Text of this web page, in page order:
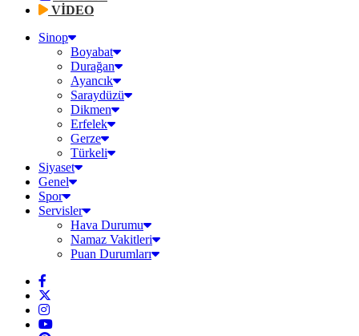
VİDEO
Sinop
Boyabat
Durağan
Ayancık
Saraydüzü
Dikmen
Erfelek
Gerze
Türkeli
Siyaset
Genel
Spor
Servisler
Hava Durumu
Namaz Vakitleri
Puan Durumları